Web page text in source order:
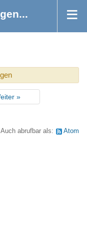
»
Auch abrufbar als: Atom